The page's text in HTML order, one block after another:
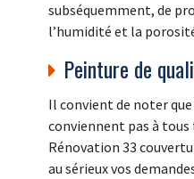
subséquemment, de
l’humidité et la
Peinture de
Il convient de noter
conviennent pas à
Rénovation 33
au sérieux vos